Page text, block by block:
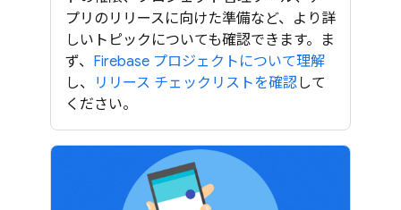
プリのリリースに向けた準備など、より詳
しいトピックについても確認できます。ま
ず、 Firebase プロジェクトについて理解
し、
リリース チェックリストを確認して
ください。